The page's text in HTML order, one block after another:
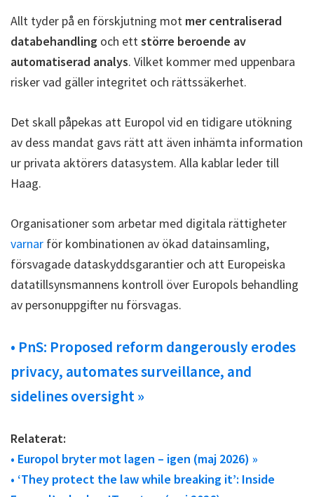
Allt tyder på en förskjutning mot mer centraliserad
databehandling och ettstörre beroende av
automatiserad analys. Vilket kommer med uppenbara
risker vad gäller integritet och rättssäkerhet.
Det skall påpekas att Europol vid en tidigare utökning
av dess mandat gavs rätt att även inhämta information
ur privata aktörers datasystem. Alla kablar leder till
Haag.
Organisationer som arbetar med digitala rättigheter
varnar för kombinationen av ökad datainsamling,
försvagade dataskyddsgarantier och att Europeiska
datatillsynsmannens kontroll över Europols behandling
av personuppgifter nu försvagas.
• PnS: Proposed reform dangerously erodes
privacy, automates surveillance, and
sidelines oversight »
Relaterat:
• Europol bryter mot lagen – igen (maj 2026) »
• ‘They protect the law while breaking it’: Inside